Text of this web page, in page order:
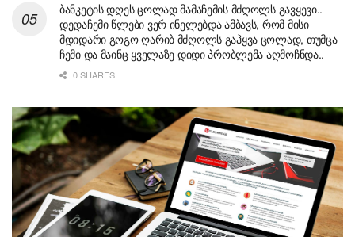
ბანკეტის დღეს ცოლად მამაჩემის მძღოლს გავყევი..
დედაჩემი წლები ვერ ინელებდა ამბავს, რომ მისი
მდიდარი გოგო ღარიბ მძღოლს გაჰყვა ცოლად, თუმცა
ჩემი და მაინც ყველაზე დიდი პრობლემა აღმოჩნდა..
0 SHARES